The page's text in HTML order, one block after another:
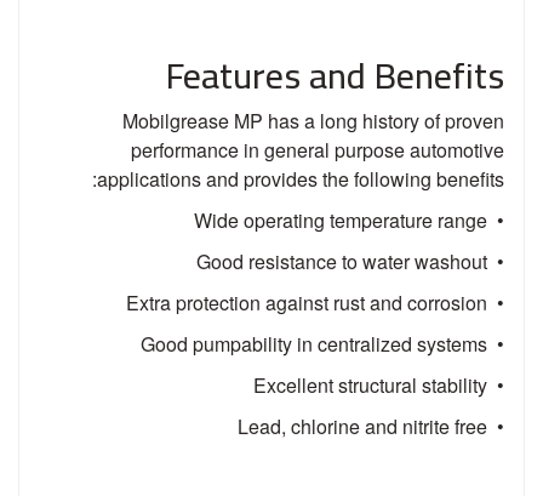
Features and Benefits
Mobilgrease MP has a long history of proven
performance in general purpose automotive
applications and provides the following benefits:
• Wide operating temperature range
• Good resistance to water washout
• Extra protection against rust and corrosion
• Good pumpability in centralized systems
• Excellent structural stability
• Lead, chlorine and nitrite free